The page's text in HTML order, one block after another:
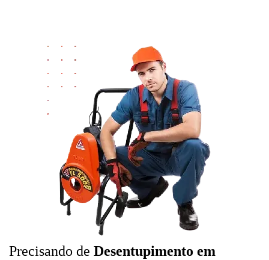
Precisando de Desentupimento em